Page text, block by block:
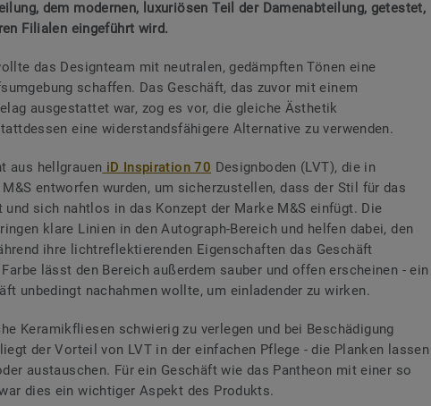
dem modernen, luxuriösen Teil der Damenabteilung, getestet,
Filialen eingeführt wird.
das Designteam mit neutralen, gedämpften Tönen eine
schaffen. Das Geschäft, das zuvor mit einem
ausgestattet war, zog es vor, die gleiche Ästhetik
eine widerstandsfähigere Alternative zu verwenden.
aus hellgrauen iD Inspiration 70 Designboden (LVT), die in
entworfen wurden, um sicherzustellen, dass der Stil für das
und sich nahtlos in das Konzept der Marke M&S einfügt. Die
klare Linien in den Autograph-Bereich und helfen dabei, den
ihre lichtreflektierenden Eigenschaften das Geschäft
lässt den Bereich außerdem sauber und offen erscheinen - ein
unbedingt nachahmen wollte, um einladender zu wirken.
Keramikfliesen schwierig zu verlegen und bei Beschädigung
der Vorteil von LVT in der einfachen Pflege - die Planken lassen
austauschen. Für ein Geschäft wie das Pantheon mit einer so
dies ein wichtiger Aspekt des Produkts.